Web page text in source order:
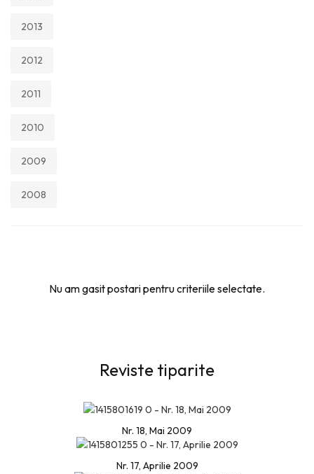
2013
2012
2011
2010
2009
2008
Nu am gasit postari pentru criteriile selectate.
Reviste tiparite
Nr. 18, Mai 2009
Nr. 17, Aprilie 2009